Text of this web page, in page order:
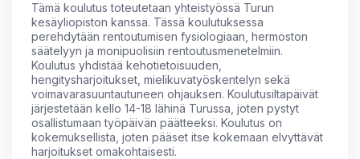
Tämä koulutus toteutetaan yhteistyössä Turun
kesäyliopiston kanssa. Tässä koulutuksessa
perehdytään rentoutumisen fysiologiaan, hermoston
säätelyyn ja monipuolisiin rentoutusmenetelmiin.
Koulutus yhdistää kehotietoisuuden,
hengitysharjoitukset, mielikuvatyöskentelyn sekä
voimavarasuuntautuneen ohjauksen. Koulutusiltapäivät
järjestetään kello 14-18 lähinä Turussa, joten pystyt
osallistumaan työpäivän päätteeksi. Koulutus on
kokemuksellista, joten pääset itse kokemaan elvyttävät
harjoitukset omakohtaisesti.